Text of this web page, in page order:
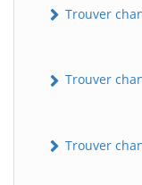
Trouver
Trouver
Trouver